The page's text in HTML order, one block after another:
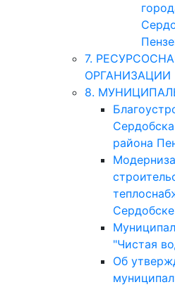
7.
ОРГАНИЗАЦИИ
8.
района
"Чистая
Об